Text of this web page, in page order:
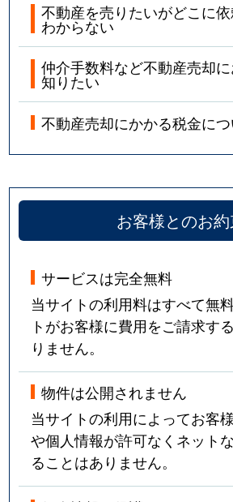
不動産を売りたいがどこに
わからない
仲介手数料など不動産売却
知りたい
不動産売却にかかる税金に
お客様とのお
サービスは完全無料
当サイトの利用料はすべて無
トがお客様に費用をご請求す
りません。
物件は公開されません
当サイトの利用によってお客
や個人情報が許可なくネット
ることはありません。